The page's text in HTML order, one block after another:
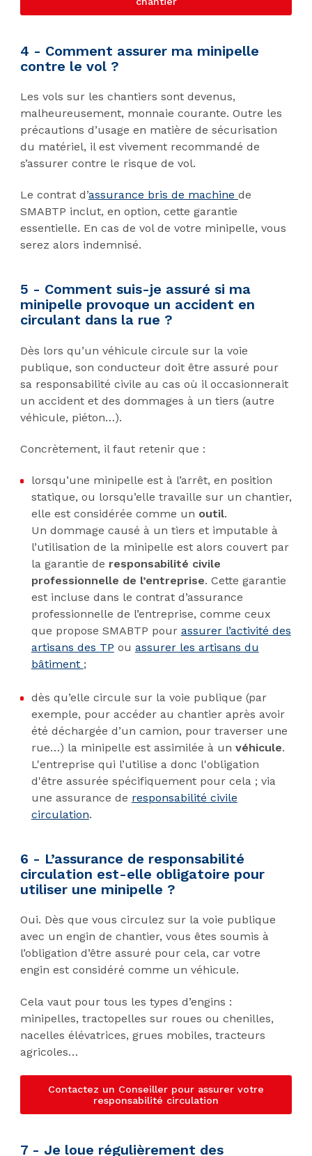
4 - Comment assurer ma minipelle
contre le vol ?
Les vols sur les chantiers sont devenus,
malheureusement, monnaie courante. Outre les
précautions d’usage en matière de sécurisation
du matériel, il est vivement recommandé de
s’assurer contre le risque de vol.
Le contrat d’assurance bris de machine de
SMABTP inclut, en option, cette garantie
essentielle. En cas de vol de votre minipelle, vous
serez alors indemnisé.
5 - Comment suis-je assuré si ma
minipelle provoque un accident en
circulant dans la rue ?
Dès lors qu’un véhicule circule sur la voie
publique, son conducteur doit être assuré pour
sa responsabilité civile au cas où il occasionnerait
un accident et des dommages à un tiers (autre
véhicule, piéton…).
Concrètement, il faut retenir que :
lorsqu’une minipelle est à l’arrêt, en position
statique, ou lorsqu’elle travaille sur un chantier,
elle est considérée comme un outil.
Un dommage causé à un tiers et imputable à
l’utilisation de la minipelle est alors couvert par
la garantie de responsabilité civile
professionnelle de l’entreprise. Cette garantie
est incluse dans le contrat d’assurance
professionnelle de l’entreprise, comme ceux
que propose SMABTP pour assurer l’activité des
artisans des TP ou assurer les artisans du
bâtiment ;
dès qu’elle circule sur la voie publique (par
exemple, pour accéder au chantier après avoir
été déchargée d’un camion, pour traverser une
rue…) la minipelle est assimilée à un véhicule.
L'entreprise qui l’utilise a donc l'obligation
d'être assurée spécifiquement pour cela ; via
une assurance de responsabilité civile
circulation.
6 - L’assurance de responsabilité
circulation est-elle obligatoire pour
utiliser une minipelle ?
Oui. Dès que vous circulez sur la voie publique
avec un engin de chantier, vous êtes soumis à
l’obligation d’être assuré pour cela, car votre
engin est considéré comme un véhicule.
Cela vaut pour tous les types d’engins :
minipelles, tractopelles sur roues ou chenilles,
nacelles élévatrices, grues mobiles, tracteurs
agricoles…
Contactez un Conseiller pour assurer votre
responsabilité circulation
7 - Je loue régulièrement des